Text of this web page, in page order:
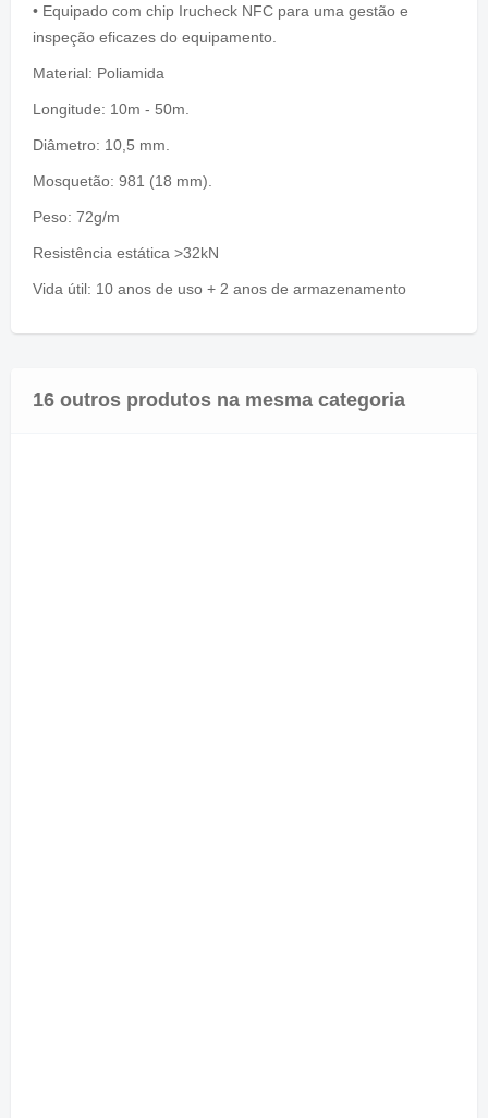
• Equipado com chip Irucheck NFC para uma gestão e
inspeção eficazes do equipamento.
Material: Poliamida
Longitude: 10m - 50m.
Diâmetro: 10,5 mm.
Mosquetão: 981 (18 mm).
Peso: 72g/m
Resistência estática >32kN
Vida útil: 10 anos de uso + 2 anos de armazenamento
16 outros produtos na mesma categoria